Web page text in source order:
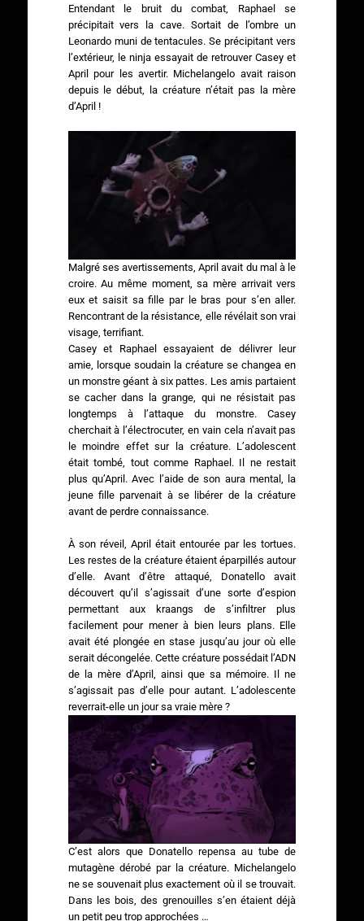
Entendant le bruit du combat, Raphael se
précipitait vers la cave. Sortait de l’ombre un
Leonardo muni de tentacules. Se précipitant vers
l’extérieur, le ninja essayait de retrouver Casey et
April pour les avertir. Michelangelo avait raison
depuis le début, la créature n’était pas la mère
d’April !
Malgré ses avertissements, April avait du mal à le
croire. Au même moment, sa mère arrivait vers
eux et saisit sa fille par le bras pour s’en aller.
Rencontrant de la résistance, elle révélait son vrai
visage, terrifiant.
Casey et Raphael essayaient de délivrer leur
amie, lorsque soudain la créature se changea en
un monstre géant à six pattes. Les amis partaient
se cacher dans la grange, qui ne résistait pas
longtemps à l’attaque du monstre. Casey
cherchait à l’électrocuter, en vain cela n’avait pas
le moindre effet sur la créature. L’adolescent
était tombé, tout comme Raphael. Il ne restait
plus qu’April. Avec l’aide de son aura mental, la
jeune fille parvenait à se libérer de la créature
avant de perdre connaissance.
À son réveil, April était entourée par les tortues.
Les restes de la créature étaient éparpillés autour
d’elle. Avant d’être attaqué, Donatello avait
découvert qu’il s’agissait d’une sorte d’espion
permettant aux kraangs de s’infiltrer plus
facilement pour mener à bien leurs plans. Elle
avait été plongée en stase jusqu’au jour où elle
serait décongelée. Cette créature possédait l’ADN
de la mère d’April, ainsi que sa mémoire. Il ne
s’agissait pas d’elle pour autant. L’adolescente
reverrait-elle un jour sa vraie mère ?
C’est alors que Donatello repensa au tube de
mutagène dérobé par la créature. Michelangelo
ne se souvenait plus exactement où il se trouvait.
Dans les bois, des grenouilles s’en étaient déjà
un petit peu trop approchées …